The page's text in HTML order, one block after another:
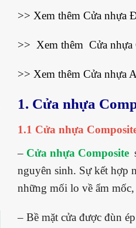
>> Xem thêm Cửa nhựa
>> Xem thêm Cửa
>> Xem thêm Cửa nhựa
1. Cửa nhựa
1.1 Cửa nhựa
– Cửa nhựa Composite
nguyên sinh. Sự kết hợp
những mối lo về ẩm
– Bề mặt cửa được đùn